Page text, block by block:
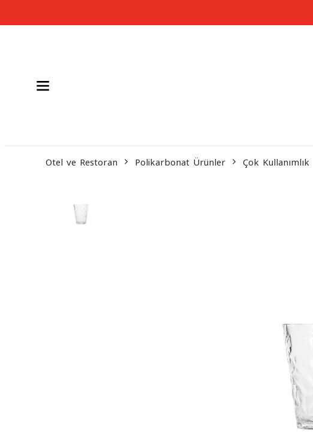
Otel ve Restoran Polikarbonat Ürünler Çok Kullanımlık